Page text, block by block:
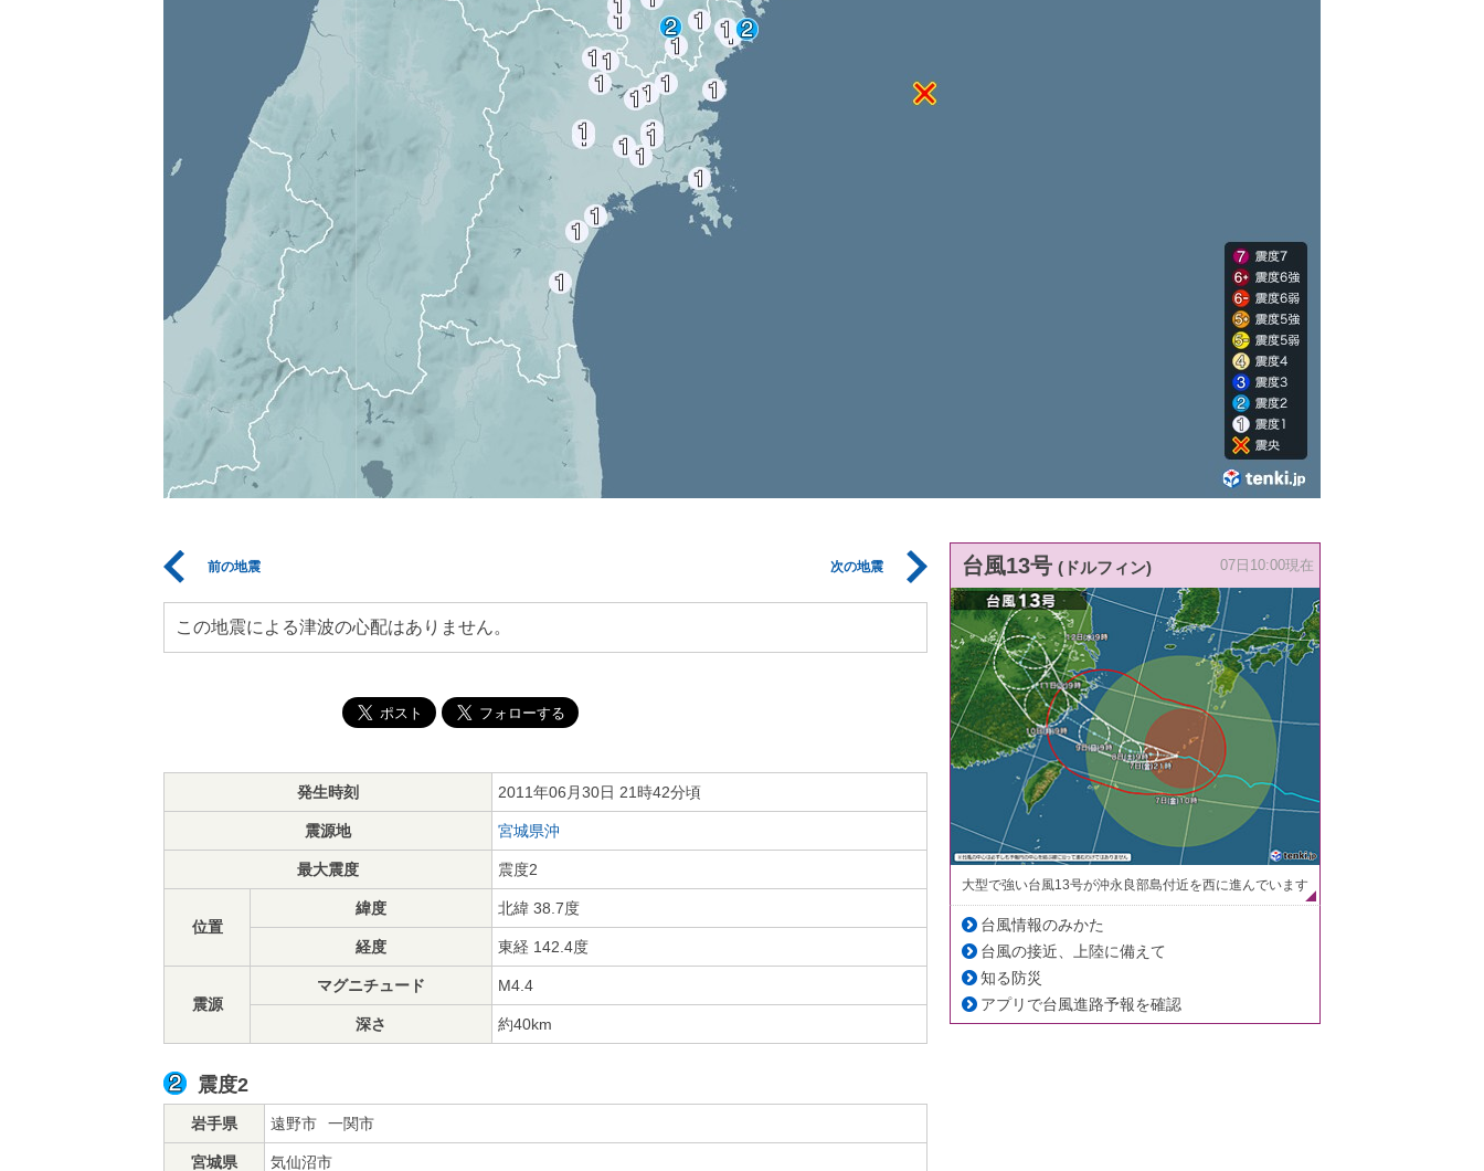
前の地震 次の地震
この地震による津波の心配はありません。
発生時刻 2011年06月30日 21時42分頃
震源地 宮城県沖
最大震度 震度2
位置
緯度 北緯 38.7度
経度 東経 142.4度
震源
マグニチュード M4.4
深さ 約40km
震度2
岩手県 遠野市 一関市
宮城県 気仙沼市
台風13号 (ドルフィン) 07日10:00現在
大型で強い台風13号が沖永良部島付近を西に進んでいます
台風情報のみかた
台風の接近、上陸に備えて
知る防災
アプリで台風進路予報を確認